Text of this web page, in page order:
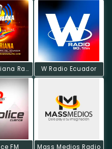
La Ecuatoriana Radio On Line W Radio Ecuador
FM Mass Medios Radio